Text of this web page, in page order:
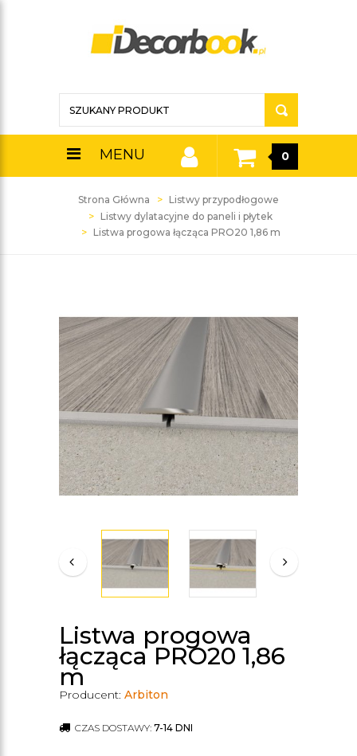
MENU 0
Strona Główna
Listwy przypodłogowe
Listwy dylatacyjne do paneli i płytek
Listwa progowa łącząca PRO20 1,86 m
Listwa progowa
łącząca PRO20 1,86
m
Producent: Arbiton
CZAS DOSTAWY: 7-14 DNI